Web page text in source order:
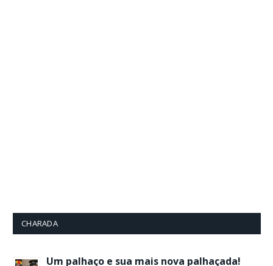
CHARADA
Um palhaço e sua mais nova palhaçada!